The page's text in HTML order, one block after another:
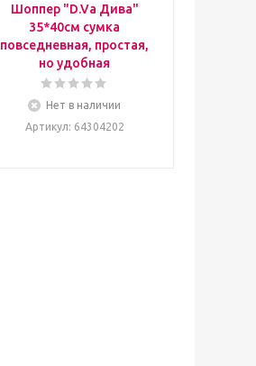
Шоппер "D.Va Дива"
35*40см сумка
повседневная, простая,
но удобная
Нет в наличии
Артикул: 64304202